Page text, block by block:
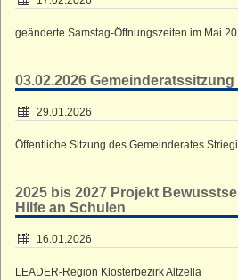
Kleiner
Heumühle
geänderte Samstag-Öffnungszeiten im Mai
03.02.2026 Gemeinderatssitzung
29.01.2026
Öffentliche Sitzung des Gemeinderates
2025 bis 2027 Projekt
Hilfe an Schulen
16.01.2026
LEADER-Region Klosterbezirk Altzella